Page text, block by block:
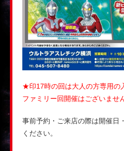
★印17時の回は大人の方専用の
ファミリー回開催はございませ
事前予約・ご来店の際は開催日
ください。